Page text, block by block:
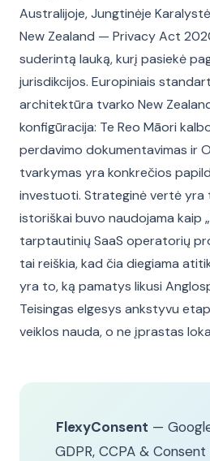
Australijoje, Jungtinėje
New Zealand — Privacy Act
suderintą lauką, kurį pasiekė
jurisdikcijos. Europiniais
architektūra tvarko New
konfigūracija: Te Reo Māori
perdavimo dokumentavimas ir
tvarkymas yra konkrečios
investuoti. Strateginė vertė yra
istoriškai buvo naudojama kaip
tarptautinių SaaS operatorių
tai reiškia, kad čia diegiama
yra to, ką pamatys likusi
Teisingas elgesys ankstyvu
veiklos nauda, o ne įprastas
FlexyConsent —
GDPR, CCPA &